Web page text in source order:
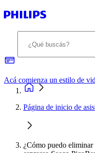
Página de inicio de
¿Cómo puedo eliminar